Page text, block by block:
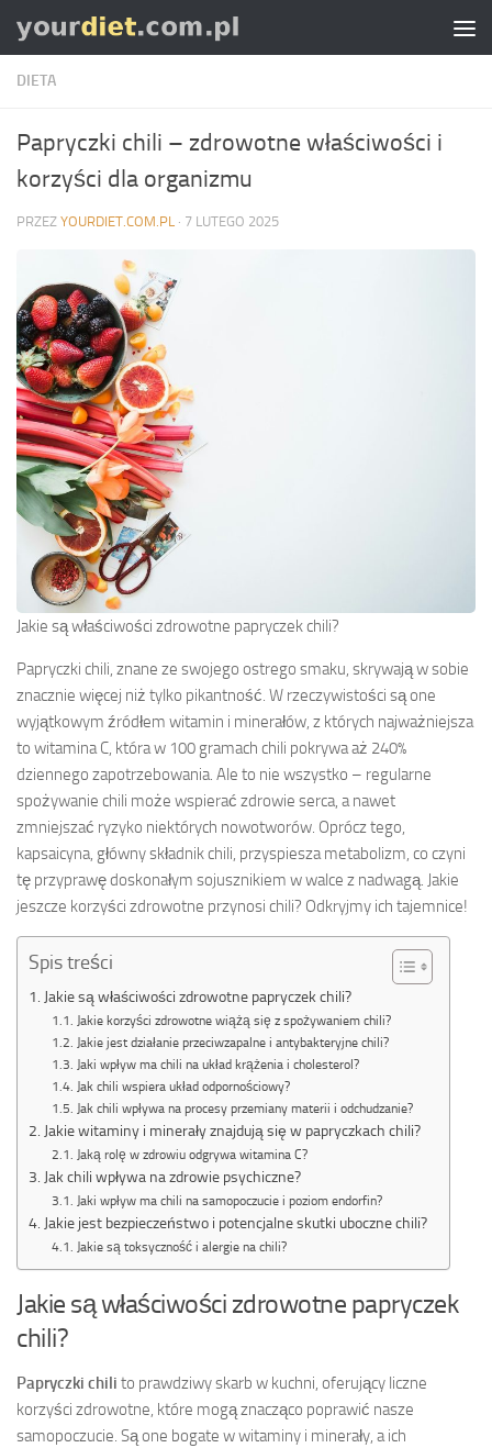
Skip to content
DIETA
Papryczki chili – zdrowotne właściwości i
korzyści dla organizmu
PRZEZ YOURDIET.COM.PL · 7 LUTEGO 2025
Jakie są właściwości zdrowotne papryczek chili?
Papryczki chili, znane ze swojego ostrego smaku, skrywają w sobie
znacznie więcej niż tylko pikantność. W rzeczywistości są one
wyjątkowym źródłem witamin i minerałów, z których najważniejsza
to witamina C, która w 100 gramach chili pokrywa aż 240%
dziennego zapotrzebowania. Ale to nie wszystko – regularne
spożywanie chili może wspierać zdrowie serca, a nawet
zmniejszać ryzyko niektórych nowotworów. Oprócz tego,
kapsaicyna, główny składnik chili, przyspiesza metabolizm, co czyni
tę przyprawę doskonałym sojusznikiem w walce z nadwagą. Jakie
jeszcze korzyści zdrowotne przynosi chili? Odkryjmy ich tajemnice!
Spis treści
Jakie są właściwości zdrowotne papryczek chili?
Jakie korzyści zdrowotne wiążą się z spożywaniem chili?
Jakie jest działanie przeciwzapalne i antybakteryjne chili?
Jaki wpływ ma chili na układ krążenia i cholesterol?
Jak chili wspiera układ odpornościowy?
Jak chili wpływa na procesy przemiany materii i odchudzanie?
Jakie witaminy i minerały znajdują się w papryczkach chili?
Jaką rolę w zdrowiu odgrywa witamina C?
Jak chili wpływa na zdrowie psychiczne?
Jaki wpływ ma chili na samopoczucie i poziom endorfin?
Jakie jest bezpieczeństwo i potencjalne skutki uboczne chili?
Jakie są toksyczność i alergie na chili?
Jakie są właściwości zdrowotne papryczek
chili?
Papryczki chili to prawdziwy skarb w kuchni, oferujący liczne
korzyści zdrowotne, które mogą znacząco poprawić nasze
samopoczucie. Są one bogate w witaminy i minerały, a ich